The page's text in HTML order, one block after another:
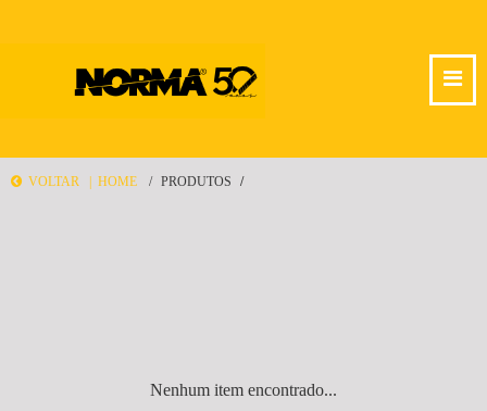
VOLTAR | HOME PRODUTOS
Nenhum item encontrado...